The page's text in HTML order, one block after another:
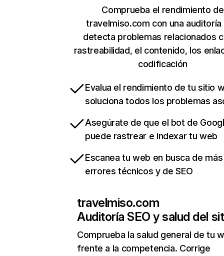
Comprueba el rendimiento de
travelmiso.com con una auditoría
detecta problemas relacionados
rastreabilidad, el contenido, los
codificación
Evalua el rendimiento de tu sitio
soluciona todos los problemas
Asegúrate de que el bot de
puede rastrear e indexar tu web
Escanea tu web en busca de
errores técnicos y de SEO
travelmiso.com
Auditoría SEO y salud del
Comprueba la salud general de tu
frente a la competencia. Corrige